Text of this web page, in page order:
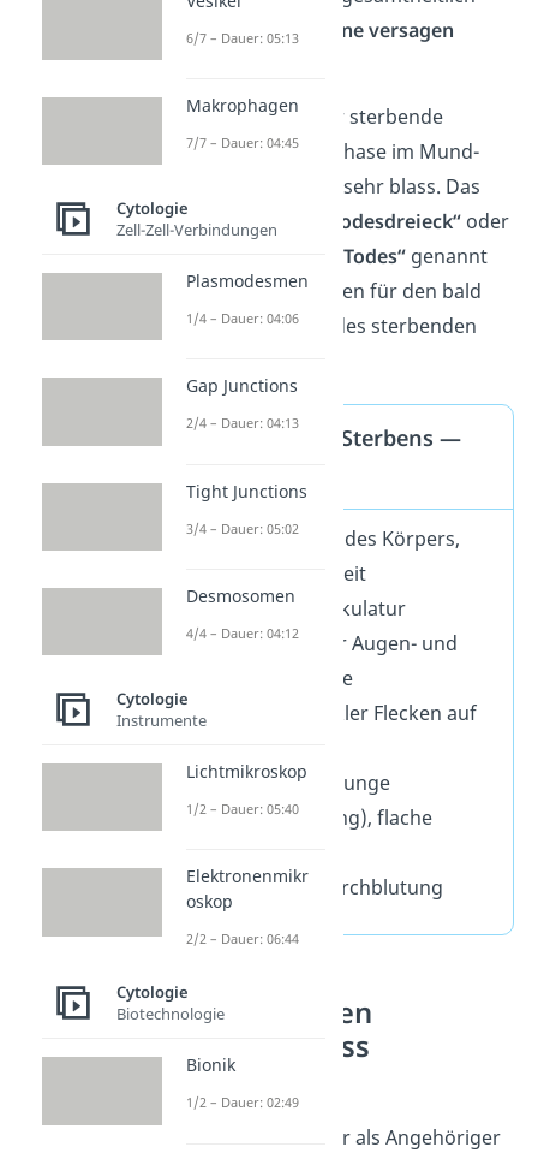
nach und dieOrgane versagen
Zusätzlich wird der sterbende
Mensch in dieser Phase im Mund-
und Nasenbereich sehr blass. Das
Phänomen wird
„Todesdreieck“ oder
„Dreieck des Todes“ genannt
und ist ein Anzeichen für den bald
eintretenden Tod des sterbenden
Die Phase des Sterbens —
Austrocknen des Körpers,
Appetitlosigkeit
schlaffe Muskulatur
Einsinken der Augen- und
Wangenpartie
Bildung dunkler Flecken auf
Rasseln der Lunge
(Rasselatmung), flache
schlechte Durchblutung
Kann man den
Sterbeprozess
aufhalten?
Natürlich fällt es dir als Angehöriger
6/7 – Dauer: 05:13
Makrophagen
7/7 – Dauer: 04:45
Cytologie
Zell-Zell-Verbindungen
Plasmodesmen
1/4 – Dauer: 04:06
Gap Junctions
2/4 – Dauer: 04:13
Tight Junctions
3/4 – Dauer: 05:02
Desmosomen
4/4 – Dauer: 04:12
Cytologie
Instrumente
Lichtmikroskop
1/2 – Dauer: 05:40
Elektronenmikr
oskop
2/2 – Dauer: 06:44
Cytologie
Biotechnologie
Bionik
1/2 – Dauer: 02:49